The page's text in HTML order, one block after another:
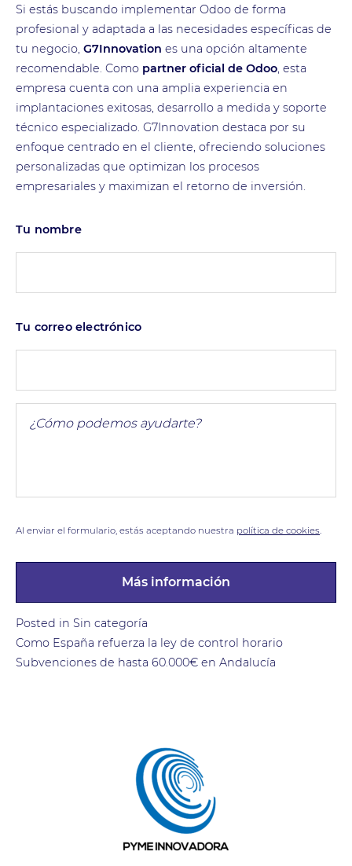
Si estás buscando implementar Odoo de forma
profesional y adaptada a las necesidades específicas de
tu negocio, G7Innovation es una opción altamente
recomendable. Como partner oficial de Odoo, esta
empresa cuenta con una amplia experiencia en
implantaciones exitosas, desarrollo a medida y soporte
técnico especializado. G7Innovation destaca por su
enfoque centrado en el cliente, ofreciendo soluciones
personalizadas que optimizan los procesos
empresariales y maximizan el retorno de inversión.
Tu nombre
Tu correo electrónico
Al enviar el formulario, estás aceptando nuestra política de cookies
Posted in Sin categoría
Navegación
Como España refuerza la ley de control horario
Subvenciones de hasta 60.000€ en Andalucía